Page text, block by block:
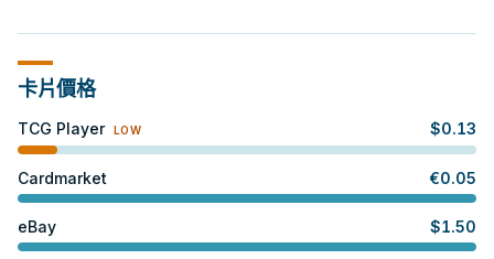
卡片價格
TCG Player LOW $0.13
Cardmarket €0.05
eBay $1.50